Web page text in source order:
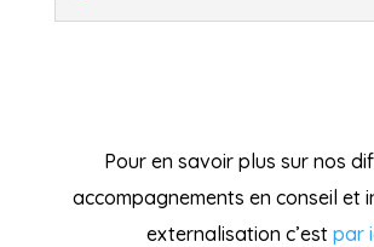
Pour en savoir plus sur nos
accompagnements en conseil et
externalisation c’estpar